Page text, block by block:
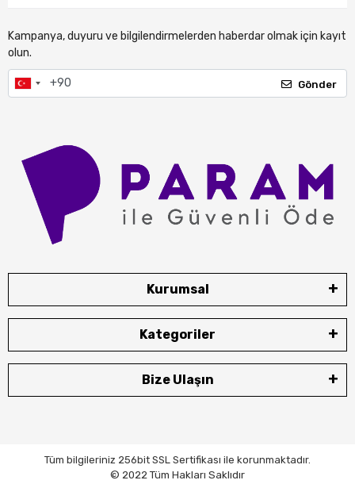
Kampanya, duyuru ve bilgilendirmelerden haberdar olmak için kayıt
olun.
Gönder
Kurumsal
Kategoriler
Bize Ulaşın
Tüm bilgileriniz 256bit SSL Sertifikası ile korunmaktadır.
© 2022 Tüm Hakları Saklıdır